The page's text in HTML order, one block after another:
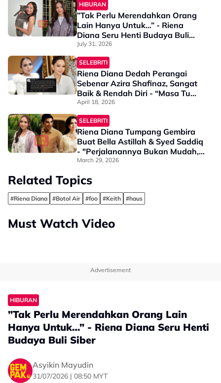
HIBURAN
”Tak Perlu Merendahkan Orang
Lain Hanya Untuk…” - Riena
Diana Seru Henti Budaya Buli
Siber
July 31, 2026
SELEBRITI
Riena Diana Dedah Perangai
Sebenar Azira Shafinaz, Sangat
Baik & Rendah Diri - “Masa Tu
Saya Jadi Talent Sahaja, Watak
Sangat Kecil…”
April 18, 2026
SELEBRITI
Riena Diana Tumpang Gembira
Buat Bella Astillah & Syed Saddiq
- "Perjalanannya Bukan Mudah,
Dia Layak Untuk..."
March 29, 2026
Related Topics
#Riena Diana #Botol Air #foo #Keith #haus
Must Watch Video
Advertisement
HIBURAN
”Tak Perlu Merendahkan Orang Lain
Hanya Untuk…” - Riena Diana Seru Henti
Budaya Buli Siber
Asyikin Mayudin
31/07/2026 | 08:50 MYT